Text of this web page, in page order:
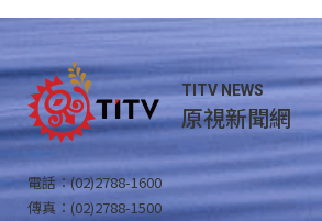
TITV NEWS
原視新聞網
電話：(02)2788-1600
傳真：(02)2788-1500